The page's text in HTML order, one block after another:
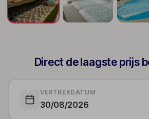
Direct de laagste prijs
VERTREKDATUM
30/08/2026